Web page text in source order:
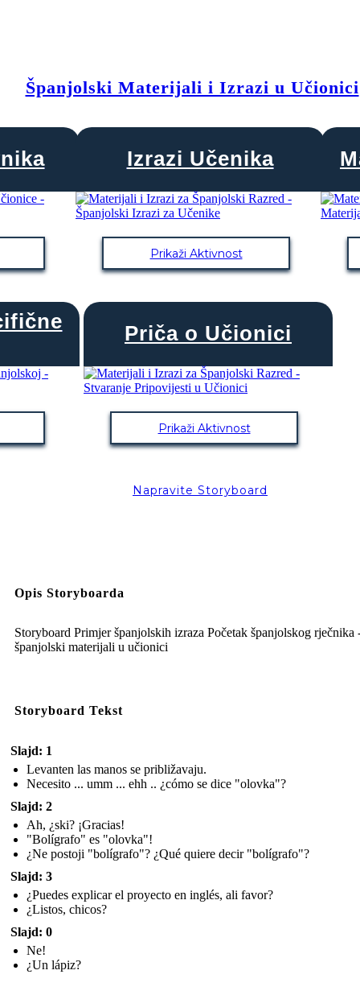
Španjolski Materijali i Izrazi u Učionici
Izrazi Učenika
Prikaži Aktivnost
Priča o Učionici
Prikaži Aktivnost
Napravite Storyboard
Opis Storyboarda
Storyboard Primjer španjolskih izraza Početak španjolskog rječnika
španjolski materijali u učionici
Storyboard Tekst
Slajd: 1
Levanten las manos se približavaju.
Necesito ... umm ... ehh .. ¿cómo se dice "olovka"?
Slajd: 2
Ah, ¿ski? ¡Gracias!
"Bolígrafo" es "olovka"!
¿Ne postoji "bolígrafo"? ¿Qué quiere decir "bolígrafo"?
Slajd: 3
¿Puedes explicar el proyecto en inglés, ali favor?
¿Listos, chicos?
Slajd: 0
Ne!
¿Un lápiz?